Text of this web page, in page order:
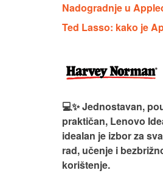
Nadogradnje u
Ted Lasso: kako je
💻✨ Jednostavan,
praktičan, Lenovo
idealan je izbor za
rad, učenje i
korištenje.